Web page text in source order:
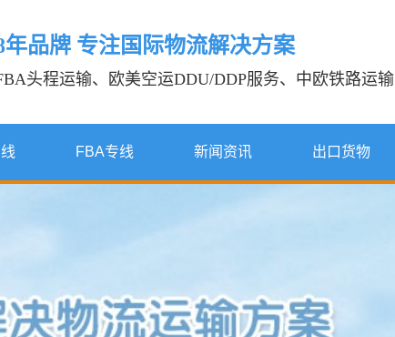
年品牌 专注国际物流解决方案
头程运输、欧美空运DDU/DDP服务、中欧铁路运输
FBA专线 新闻资讯 出口货物